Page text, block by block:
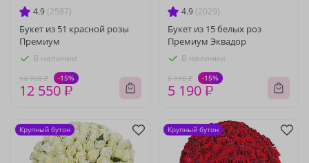
4.9 (2587)
Букет из 51 красной розы
Премиум
В наличии
14 760 ₽ -15%
12 550 ₽
4.9 (2029)
Букет из 15 белых роз
Премиум Эквадор
В наличии
6 110 ₽ -15%
5 190 ₽
Крупный бутон Крупный бутон